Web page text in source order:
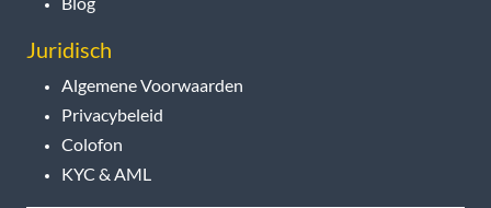
Juridisch
Algemene Voorwaarden
Privacybeleid
Colofon
KYC & AML